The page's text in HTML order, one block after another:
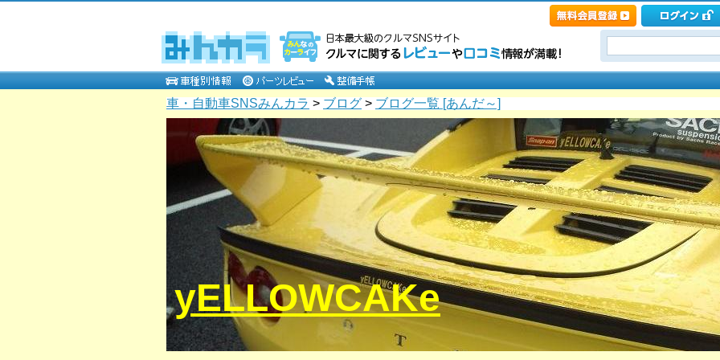
車・自動車SNSみんカラ > ブログ > ブログ一覧 [あんだ～]
yELLOWCAKe